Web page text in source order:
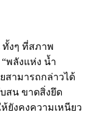
ทั้งๆ ที่สภาพ
พลังแห่ง น้ำ
สามารถกล่าวได้
สน ขาดสิ่งยึด
ยังคงความเหนียว